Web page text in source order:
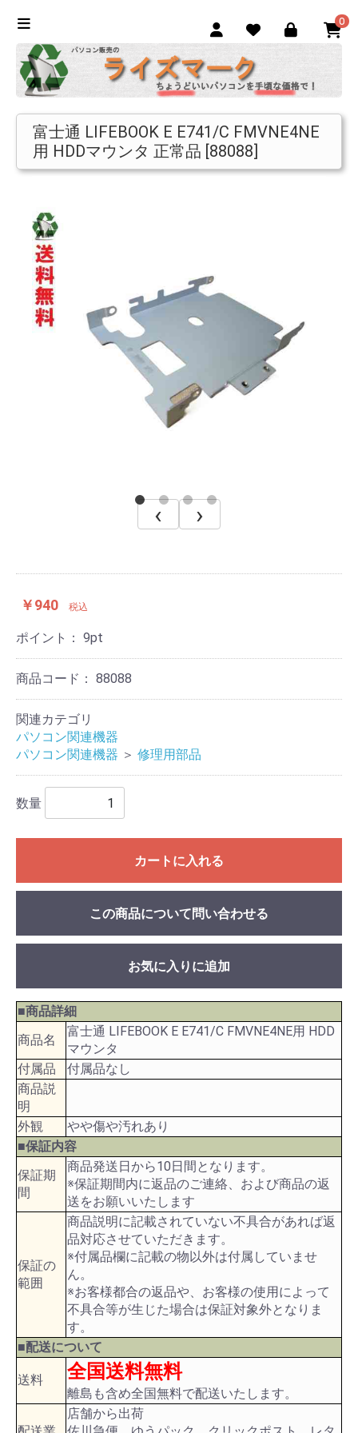
0
富士通 LIFEBOOK E E741/C FMVNE4NE
用 HDDマウンタ 正常品 [88088]
‹ ›
￥940 税込
ポイント： 9pt
商品コード： 88088
関連カテゴリ
パソコン関連機器
パソコン関連機器 ＞ 修理用部品
数量
カートに入れる
この商品について問い合わせる
お気に入りに追加
■商品詳細
商品名
富士通 LIFEBOOK E E741/C FMVNE4NE用 HDD
マウンタ
付属品
付属品なし
商品説
明
外観
やや傷や汚れあり
■保証内容
保証期
間
商品発送日から10日間となります。
※保証期間内に返品のご連絡、および商品の返
送をお願いいたします
保証の
範囲
商品説明に記載されていない不具合があれば返
品対応させていただきます。
※付属品欄に記載の物以外は付属していませ
ん。
※お客様都合の返品や、お客様の使用によって
不具合等が生じた場合は保証対象外となりま
す。
■配送について
送料 全国送料無料
離島も含め全国無料で配送いたします。
店舗から出荷